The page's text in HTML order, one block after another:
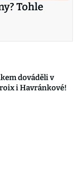
Tohle
dováděli v
i Havránkové!